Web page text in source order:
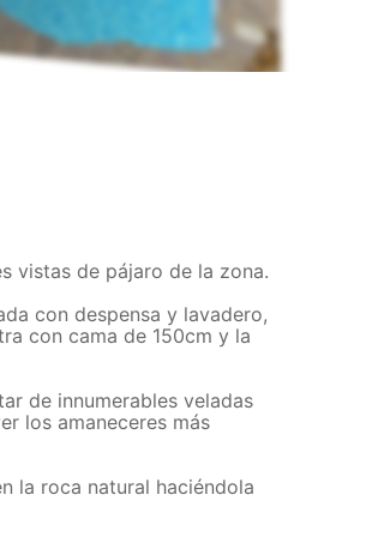
vistas de pájaro de la zona.
con despensa y lavadero,
con cama de 150cm y la
de innumerables veladas
los amaneceres más
la roca natural haciéndola